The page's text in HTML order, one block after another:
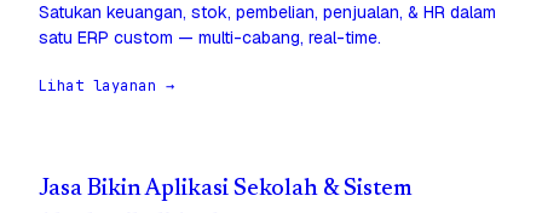
Satukan keuangan, stok, pembelian, penjualan, & HR dalam
satu ERP custom — multi-cabang, real-time.
Lihat layanan →
Jasa Bikin Aplikasi Sekolah & Sistem